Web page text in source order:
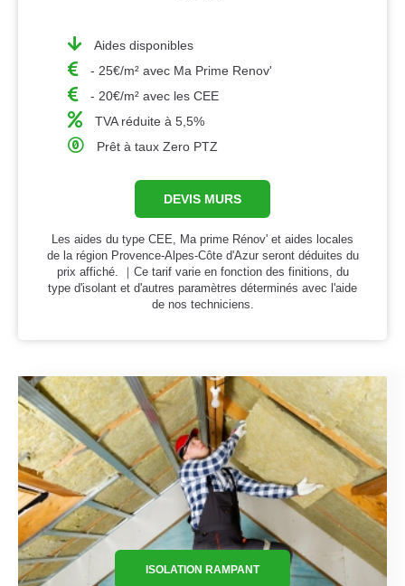
Aides disponibles
- 25€/m² avec Ma Prime Renov'
- 20€/m² avec les CEE
TVA réduite à 5,5%
Prêt à taux Zero PTZ
DEVIS MURS
Les aides du type CEE, Ma prime Rénov' et aides locales
de la région Provence-Alpes-Côte d'Azur seront déduites du
prix affiché. ｜Ce tarif varie en fonction des finitions, du
type d'isolant et d'autres paramètres déterminés avec l'aide
de nos techniciens.
ISOLATION RAMPANT